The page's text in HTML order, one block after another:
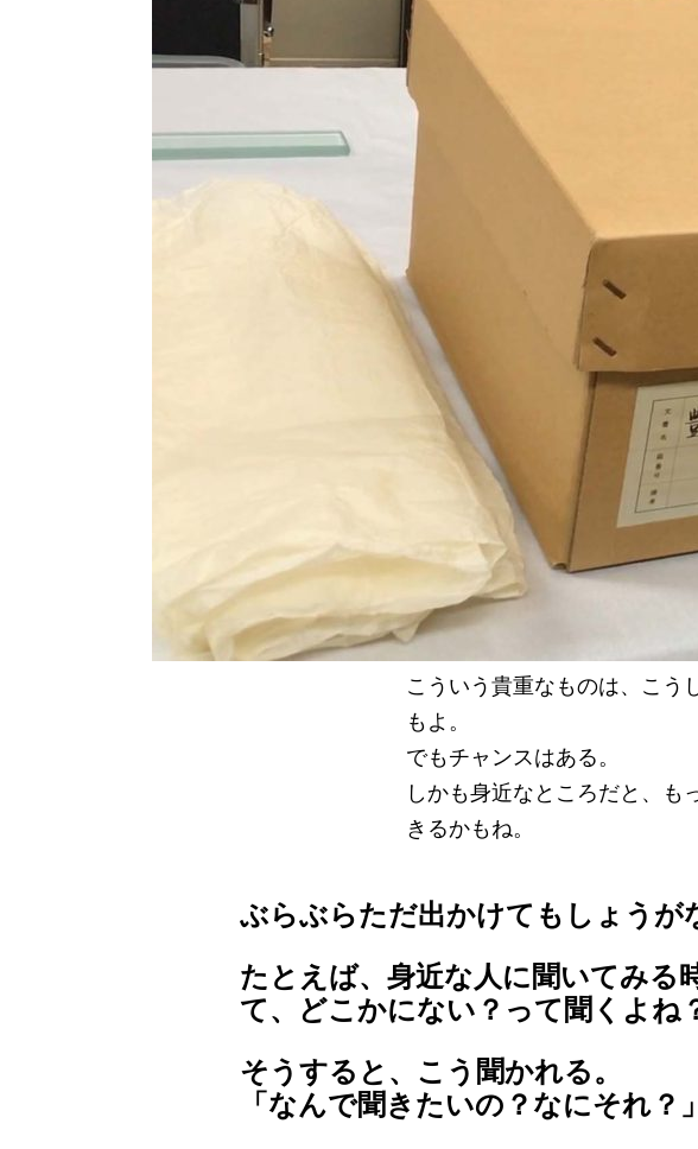
こういう貴重なものは、こう
もよ。
でもチャンスはある。
しかも身近なところだと、も
きるかもね。
ぶらぶらただ出かけてもしょうが
たとえば、身近な人に聞いてみる
て、どこかにない？って聞くよね
そうすると、こう聞かれる。
「なんで聞きたいの？なにそれ？